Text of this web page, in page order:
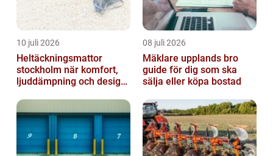
10 juli 2026
Heltäckningsmattor
stockholm när komfort,
ljuddämpning och design
08 juli 2026
Mäklare upplands bro
guide för dig som ska
sälja eller köpa bostad